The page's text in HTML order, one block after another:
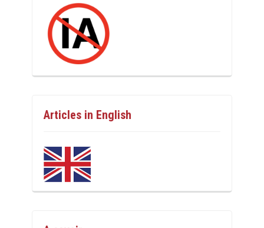
Articles in English